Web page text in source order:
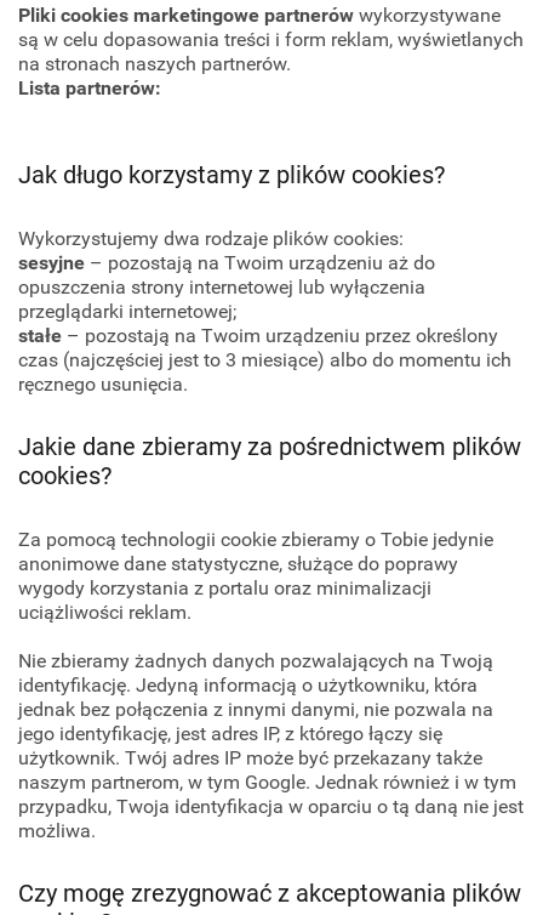
Pliki cookies marketingowe partnerówwykorzystywane
są w celu dopasowania treści i form reklam, wyświetlanych
na stronach naszych partnerów.
Lista partnerów:
Jak długo korzystamy z plików cookies?
Wykorzystujemy dwa rodzaje plików cookies:
sesyjne – pozostają na Twoim urządzeniu aż do
opuszczenia strony internetowej lub wyłączenia
przeglądarki internetowej;
stałe – pozostają na Twoim urządzeniu przez określony
czas (najczęściej jest to 3 miesiące) albo do momentu ich
ręcznego usunięcia.
Jakie dane zbieramy za pośrednictwem plików
cookies?
Za pomocą technologii cookie zbieramy o Tobie jedynie
anonimowe dane statystyczne, służące do poprawy
wygody korzystania z portalu oraz minimalizacji
uciążliwości reklam.
Nie zbieramy żadnych danych pozwalających na Twoją
identyfikację. Jedyną informacją o użytkowniku, która
jednak bez połączenia z innymi danymi, nie pozwala na
jego identyfikację, jest adres IP, z którego łączy się
użytkownik. Twój adres IP może być przekazany także
naszym partnerom, w tym Google. Jednak również i w tym
przypadku, Twoja identyfikacja w oparciu o tą daną nie jest
możliwa.
Czy mogę zrezygnować z akceptowania plików